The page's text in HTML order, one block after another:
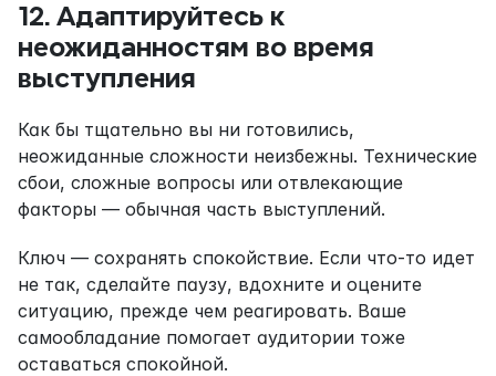
12. Адаптируйтесь к
неожиданностям во время
выступления
Как бы тщательно вы ни готовились,
неожиданные сложности неизбежны. Технические
сбои, сложные вопросы или отвлекающие
факторы — обычная часть выступлений.
Ключ — сохранять спокойствие. Если что-то идет
не так, сделайте паузу, вдохните и оцените
ситуацию, прежде чем реагировать. Ваше
самообладание помогает аудитории тоже
оставаться спокойной.